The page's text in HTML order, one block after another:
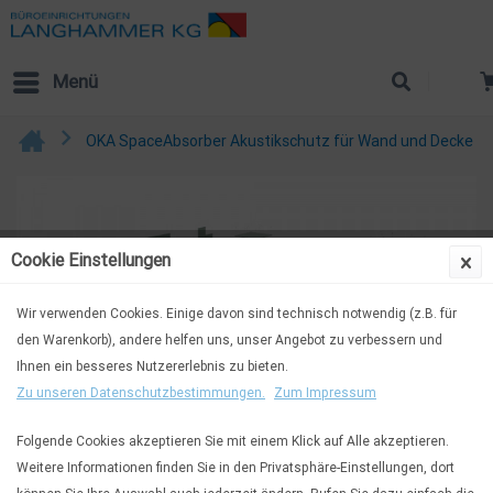
Menü
OKA SpaceAbsorber Akustikschutz für Wand und Decke
Cookie Einstellungen
Wir verwenden Cookies. Einige davon sind technisch notwendig (z.B. für
den Warenkorb), andere helfen uns, unser Angebot zu verbessern und
Ihnen ein besseres Nutzererlebnis zu bieten.
Zu unseren Datenschutzbestimmungen.
Zum Impressum
Folgende Cookies akzeptieren Sie mit einem Klick auf Alle akzeptieren.
Weitere Informationen finden Sie in den Privatsphäre-Einstellungen, dort